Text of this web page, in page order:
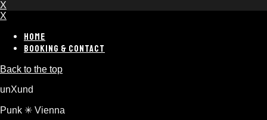
X
X
HOME
BOOKING & CONTACT
Back to the top
unXund
Punk ✳︎ Vienna